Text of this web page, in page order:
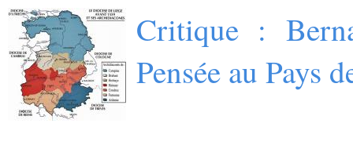
Critique :
Pensée au Pays